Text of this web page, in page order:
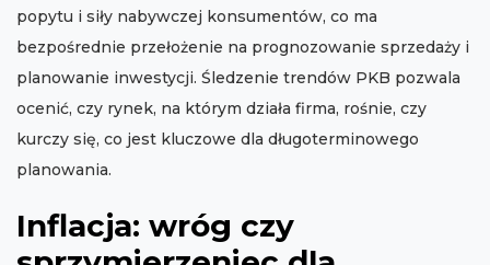
popytu i siły nabywczej konsumentów, co ma
bezpośrednie przełożenie na prognozowanie sprzedaży i
planowanie inwestycji. Śledzenie trendów PKB pozwala
ocenić, czy rynek, na którym działa firma, rośnie, czy
kurczy się, co jest kluczowe dla długoterminowego
planowania.
Inflacja: wróg czy